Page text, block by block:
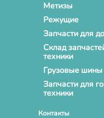
Метизы
Режущие
Запчасти для
Склад
техники
Грузовые шины
Запчасти для
техники
Контакты